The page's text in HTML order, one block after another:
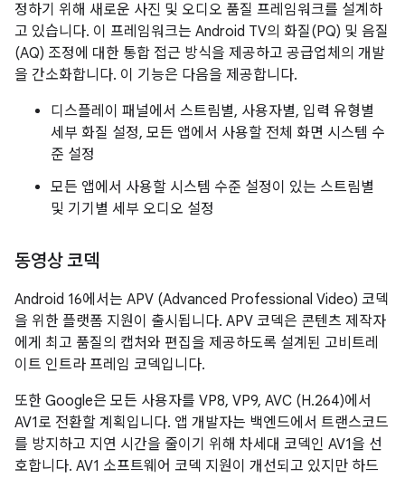
정하기 위해 새로운 사진 및 오디오 품질 프레임워크를 설계하
고 있습니다. 이 프레임워크는 Android TV의 화질(PQ) 및 음질
(AQ) 조정에 대한 통합 접근 방식을 제공하고 공급업체의 개발
을 간소화합니다. 이 기능은 다음을 제공합니다.
디스플레이 패널에서 스트림별, 사용자별, 입력 유형별
세부 화질 설정, 모든 앱에서 사용할 전체 화면 시스템 수
준 설정
모든 앱에서 사용할 시스템 수준 설정이 있는 스트림별
및 기기별 세부 오디오 설정
동영상 코덱
Android 16에서는 APV (Advanced Professional Video) 코덱
을 위한 플랫폼 지원이 출시됩니다. APV 코덱은 콘텐츠 제작자
에게 최고 품질의 캡처와 편집을 제공하도록 설계된 고비트레
이트 인트라 프레임 코덱입니다.
또한 Google은 모든 사용자를 VP8, VP9, AVC (H.264)에서
AV1로 전환할 계획입니다. 앱 개발자는 백엔드에서 트랜스코드
를 방지하고 지연 시간을 줄이기 위해 차세대 코덱인 AV1을 선
호합니다. AV1 소프트웨어 코덱 지원이 개선되고 있지만 하드